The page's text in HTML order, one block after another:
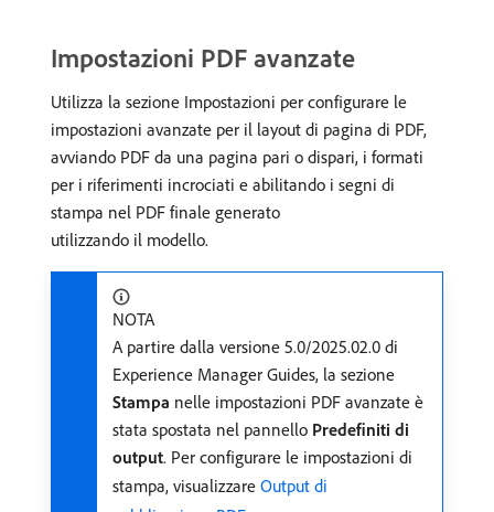
Impostazioni PDF avanzate
Utilizza la sezione Impostazioni per configurare le
impostazioni avanzate per il layout di pagina di PDF,
avviando PDF da una pagina pari o dispari, i formati
per i riferimenti incrociati e abilitando i segni di
stampa nel PDF finale generato
utilizzando il modello.
NOTA
A partire dalla versione 5.0/2025.02.0 di
Experience Manager Guides, la sezione
Stampa nelle impostazioni PDF avanzate è
stata spostata nel pannello Predefiniti di
output. Per configurare le impostazioni di
stampa, visualizzare Output di